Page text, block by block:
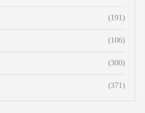
(191)
(106)
(300)
(371)